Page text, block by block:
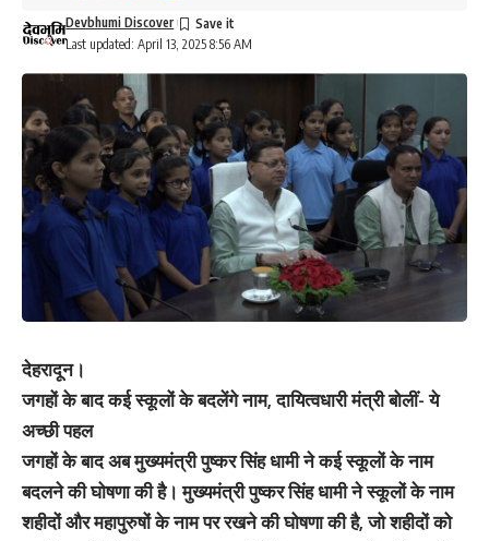
Last updated: April 13, 2025 8:56 AM
Devbhumi Discover
देहरादून।
जगहों के बाद कई स्कूलों के बदलेंगे नाम, दायित्वधारी मंत्री बोलीं- ये
अच्छी पहल‌
जगहों के बाद अब मुख्यमंत्री पुष्कर सिंह धामी ने कई स्कूलों के नाम
बदलने की घोषणा की है। मुख्यमंत्री पुष्कर सिंह धामी ने स्कूलों के नाम
शहीदों और महापुरुषों के नाम पर रखने की घोषणा की है, जो शहीदों को